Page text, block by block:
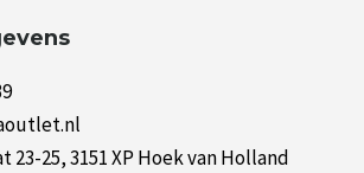
23-25, 3151 XP Hoek van Holland